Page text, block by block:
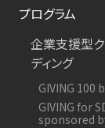
プログラム
企業支援型ク
ディング
GIVING 100
GIVING for
sponsored